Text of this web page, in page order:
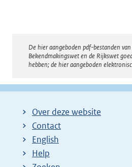
Disclaimer
De hier aangeboden pdf-bestanden
Bekendmakingswet en de Rijkswet
hebben; de hier aangeboden
Over deze website
Contact
English
Help